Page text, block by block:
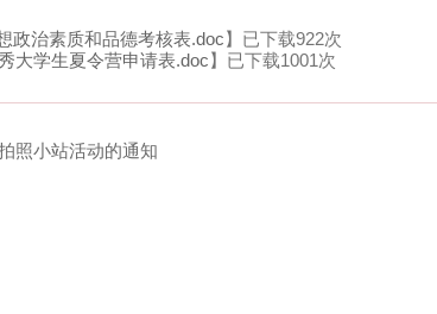
政治素质和品德考核表.doc】已下载922次
大学生夏令营申请表.doc】已下载1001次
照小站活动的通知